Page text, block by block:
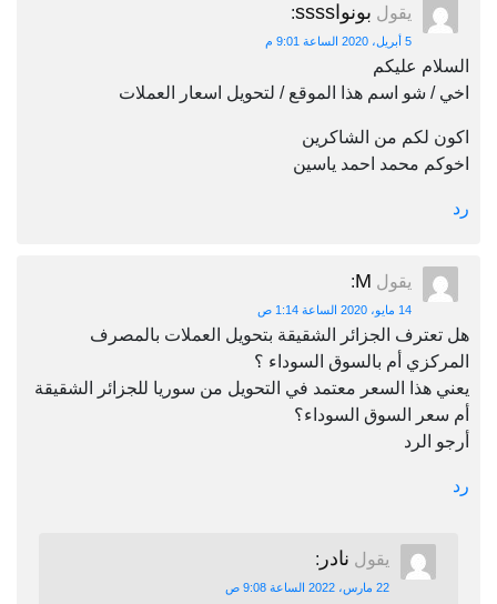
يقول بونواssss :
5 أبريل، 2020 الساعة 9:01 م
السلام عليكم
اخي / شو اسم هذا الموقع / لتحويل اسعار العملات
اكون لكم من الشاكرين
اخوكم محمد احمد ياسين
رد
يقول M
:
14 مايو، 2020 الساعة 1:14 ص
هل تعترف الجزائر الشقيقة بتحويل العملات بالمصرف
المركزي أم بالسوق السوداء ؟
يعني هذا السعر معتمد في التحويل من سوريا للجزائر الشقيقة
أم سعر السوق السوداء؟
أرجو الرد
رد
يقول نادر :
22 مارس، 2022 الساعة 9:08 ص